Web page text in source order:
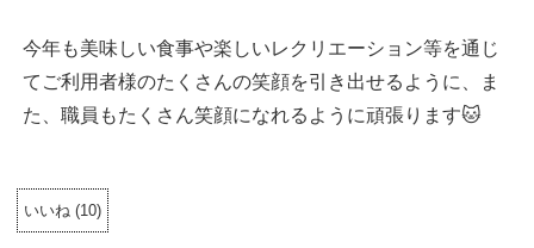
今年も美味しい食事や楽しいレクリエーション等を通じ
てご利用者様のたくさんの笑顔を引き出せるように、ま
た、職員もたくさん笑顔になれるように頑張ります🐱
いいね (10)